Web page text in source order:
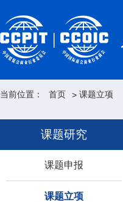
当前位置： 首页 > 课题立项
课题研究
课题申报
课题立项